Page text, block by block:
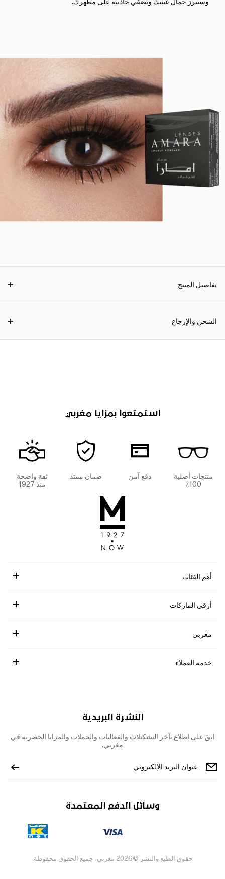
تفاصيل المنتج
الشحن والإرجاع
استمتعوا بمزايا مغربي
منتجات أصلية
100٪
دفع آمن ضمان ممتد
ثقة واضحة
منذ 1927
أهم الفئات
أرقى الماركات
مغربي
خدمة العملاء
النشرة البريدية
ابقَ على اطلاع بآخر التشكيلات والفعاليات والحملات والمزايا الحصرية في
مغربي.
وسائل الدفع المعتمدة
حقوق الطبع والنشر ©2026 مغربي، جميع الحقوق محفوظة.